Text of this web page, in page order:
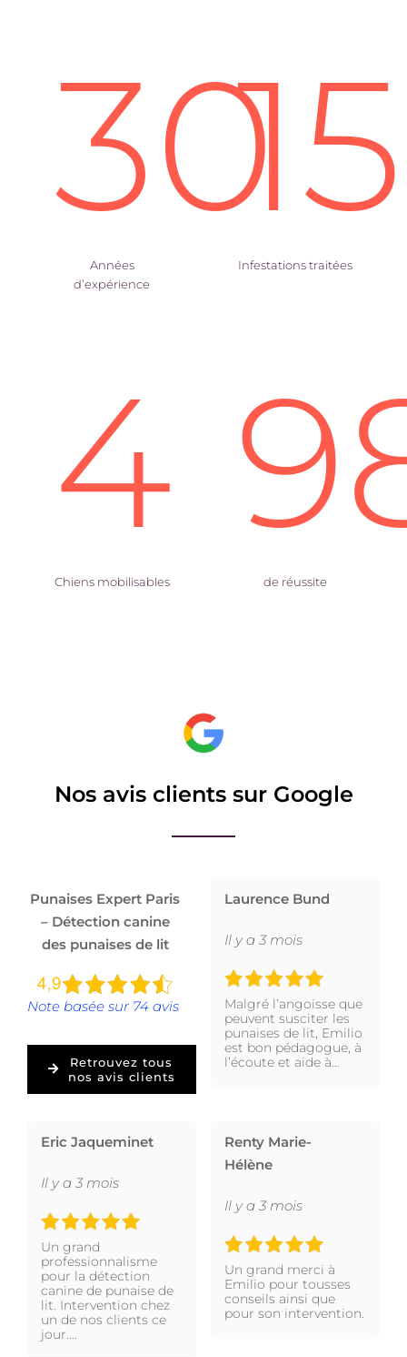
30
Années
d’expérience
Infestations traitées
4
Chiens mobilisables de réussite
Nos avis clients sur Google
Punaises Expert Paris
– Détection canine
des punaises de lit
Note basée sur 74 avis
Retrouvez tous
nos avis clients
Laurence Bund
Il y a 3 mois
Malgré l’angoisse que
peuvent susciter les
punaises de lit, Emilio
est bon pédagogue, à
l’écoute et aide à…
Eric Jaqueminet
Il y a 3 mois
Un grand
professionnalisme
pour la détection
canine de punaise de
lit. Intervention chez
un de nos clients ce
jour….
Renty Marie-
Hélène
Il y a 3 mois
Un grand merci à
Emilio pour tousses
conseils ainsi que
pour son intervention.